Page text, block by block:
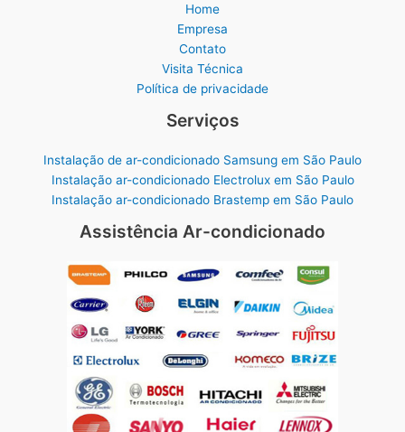
Home
Empresa
Contato
Visita Técnica
Política de privacidade
Serviços
Instalação de ar-condicionado Samsung em São Paulo
Instalação ar-condicionado Electrolux em São Paulo
Instalação ar-condicionado Brastemp em São Paulo
Assistência Ar-condicionado